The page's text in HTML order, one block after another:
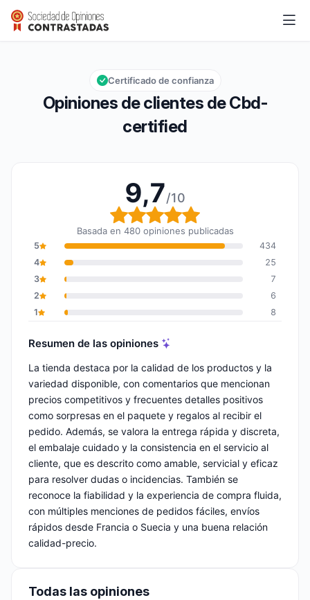
Cbd-certified
Calificación global: 9,7 de 10
9,7/10
Opiniones de clientes de Cbd-
certified
Certificado de confianza
9,7/10
Calificación global: 9,7
Basada en 480 opiniones publicadas
5
434
4
25
3
7
2
6
1
8
Resumen de las opiniones
La tienda destaca por la calidad de los productos y la
variedad disponible, con comentarios que mencionan
precios competitivos y frecuentes detalles positivos
como sorpresas en el paquete y regalos al recibir el
pedido. Además, se valora la entrega rápida y discreta,
el embalaje cuidado y la consistencia en el servicio al
cliente, que es descrito como amable, servicial y eficaz
para resolver dudas o incidencias. También se
reconoce la fiabilidad y la experiencia de compra fluida,
con múltiples menciones de pedidos fáciles, envíos
rápidos desde Francia o Suecia y una buena relación
calidad-precio.
Todas las opiniones